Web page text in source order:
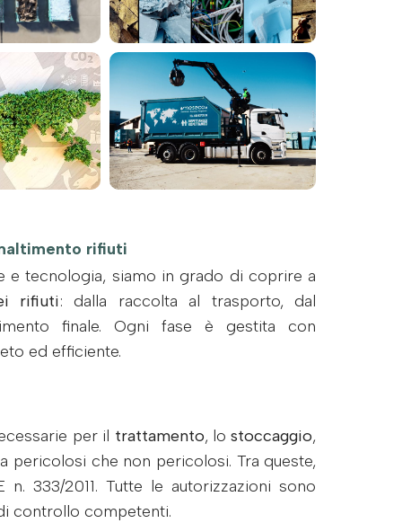
rifiuti
e tecnologia, siamo in grado di coprire a
rifiuti: dalla raccolta al trasporto, dal
finale. Ogni fase è gestita con
ed efficiente.
per il trattamento, lostoccaggio,
pericolosi che non pericolosi. Tra queste,
333/2011. Tutte le autorizzazioni sono
controllo competenti.